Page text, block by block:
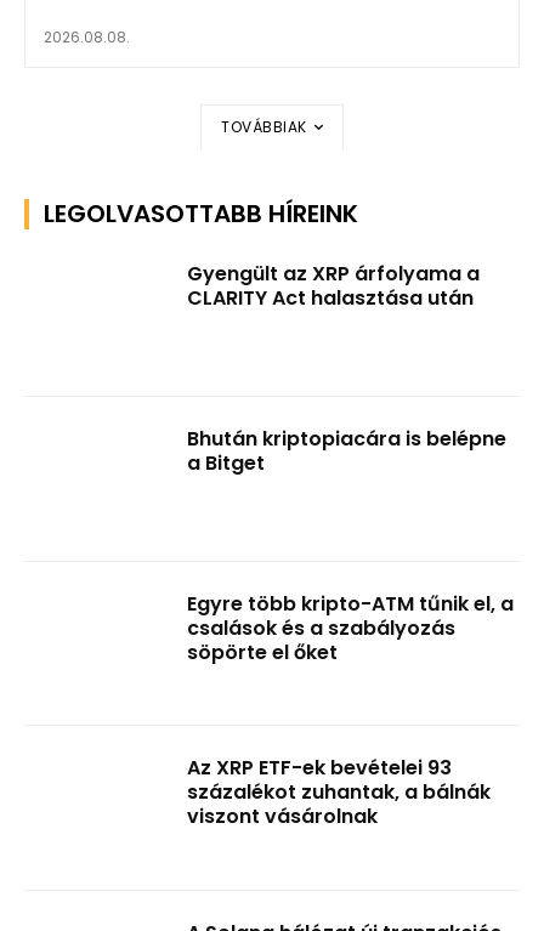
2026.08.08.
TOVÁBBIAK
LEGOLVASOTTABB HÍREINK
Gyengült az XRP árfolyama a
CLARITY Act halasztása után
Bhután kriptopiacára is belépne
a Bitget
Egyre több kripto-ATM tűnik el, a
csalások és a szabályozás
söpörte el őket
Az XRP ETF-ek bevételei 93
százalékot zuhantak, a bálnák
viszont vásárolnak